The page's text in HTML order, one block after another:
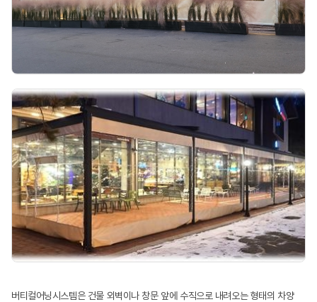
버티컬어닝시스템은 건물 외벽이나 창문 앞에 수직으로 내려오는 형태의 차양